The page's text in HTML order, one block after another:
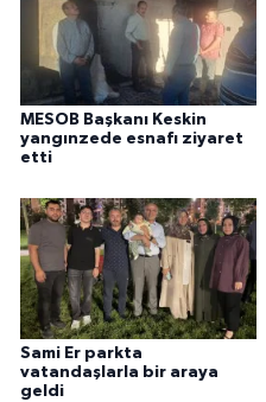
MESOB Başkanı Keskin
yangınzede esnafı ziyaret
etti
Sami Er parkta
vatandaşlarla bir araya
geldi